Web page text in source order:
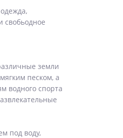
свобьодное
земли
песком, а
водного спорта
под воду,